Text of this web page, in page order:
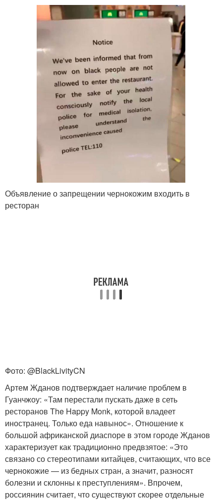
Объявление о запрещении чернокожим входить в
ресторан
Фото: @BlackLivityCN
Артем Жданов подтверждает наличие проблем в
Гуанчжоу: «Там перестали пускать даже в сеть
ресторанов The Happy Monk, которой владеет
иностранец. Только еда навынос». Отношение к
большой африканской диаспоре в этом городе Жданов
характеризует как традиционно предвзятое: «Это
связано со стереотипами китайцев, считающих, что все
чернокожие — из бедных стран, а значит, разносят
болезни и склонны к преступлениям». Впрочем,
россиянин считает, что существуют скорее отдельные